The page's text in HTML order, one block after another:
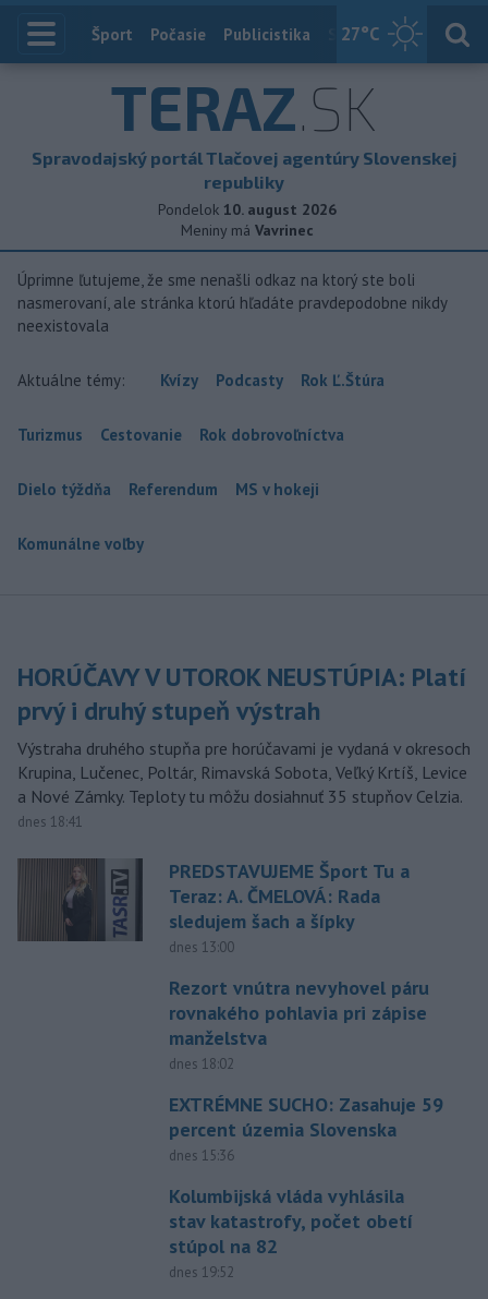
27°C
Index
Šport Počasie Publicistika Slovensko
TERAZ.SK
Spravodajský portál Tlačovej agentúry Slovenskej
republiky
Pondelok 10. august 2026
Meniny má Vavrinec
Úprimne ľutujeme, že sme nenašli odkaz na ktorý ste boli
nasmerovaní, ale stránka ktorú hľadáte pravdepodobne nikdy
neexistovala
Aktuálne témy: Kvízy Podcasty Rok Ľ.Štúra
Turizmus Cestovanie Rok dobrovoľníctva
Dielo týždňa Referendum MS v hokeji
Komunálne voľby
HORÚČAVY V UTOROK NEUSTÚPIA: Platí
prvý i druhý stupeň výstrah
Výstraha druhého stupňa pre horúčavami je vydaná v okresoch
Krupina, Lučenec, Poltár, Rimavská Sobota, Veľký Krtíš, Levice
a Nové Zámky. Teploty tu môžu dosiahnuť 35 stupňov Celzia.
dnes 18:41
PREDSTAVUJEME Šport Tu a
Teraz: A. ČMELOVÁ: Rada
sledujem šach a šípky
dnes 13:00
Rezort vnútra nevyhovel páru
rovnakého pohlavia pri zápise
manželstva
dnes 18:02
EXTRÉMNE SUCHO: Zasahuje 59
percent územia Slovenska
dnes 15:36
Kolumbijská vláda vyhlásila
stav katastrofy, počet obetí
stúpol na 82
dnes 19:52